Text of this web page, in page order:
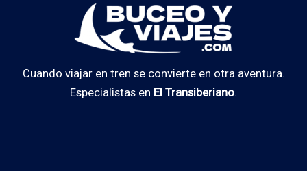
Cuando viajar en tren se convierte en otra aventura.
Especialistas en El Transiberiano.